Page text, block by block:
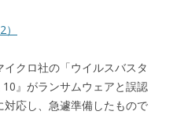
クロ社の「ウイルスバスタ
』がランサムウェアと誤認
応し、急遽準備したもので